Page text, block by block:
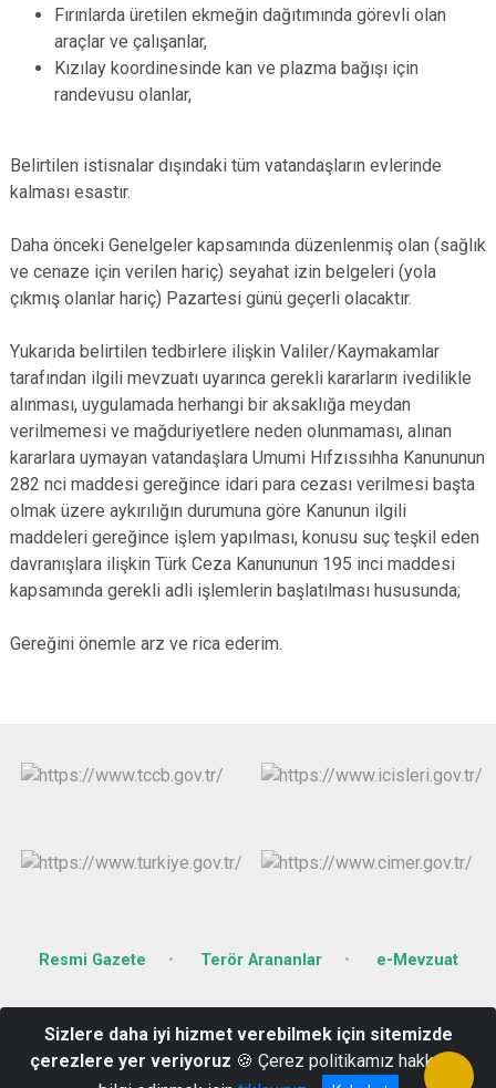
Fırınlarda üretilen ekmeğin dağıtımında görevli olan
araçlar ve çalışanlar,
Kızılay koordinesinde kan ve plazma bağışı için
randevusu olanlar,
Belirtilen istisnalar dışındaki tüm vatandaşların evlerinde
kalması esastır.
Daha önceki Genelgeler kapsamında düzenlenmiş olan (sağlık
ve cenaze için verilen hariç) seyahat izin belgeleri (yola
çıkmış olanlar hariç) Pazartesi günü geçerli olacaktır.
Yukarıda belirtilen tedbirlere ilişkin Valiler/Kaymakamlar
tarafından ilgili mevzuatı uyarınca gerekli kararların ivedilikle
alınması, uygulamada herhangi bir aksaklığa meydan
verilmemesi ve mağduriyetlere neden olunmaması, alınan
kararlara uymayan vatandaşlara Umumi Hıfzıssıhha Kanununun
282 nci maddesi gereğince idari para cezası verilmesi başta
olmak üzere aykırılığın durumuna göre Kanunun ilgili
maddeleri gereğince işlem yapılması, konusu suç teşkil eden
davranışlara ilişkin Türk Ceza Kanununun 195 inci maddesi
kapsamında gerekli adli işlemlerin başlatılması hususunda;
Gereğini önemle arz ve rica ederim.
Resmi Gazete Terör Arananlar e-Mevzuat
No:44 Kat:3 Nurdağı-GAZİANTEP
0342 6713973
Sizlere daha iyi hizmet verebilmek için sitemizde
çerezlere yer veriyoruz 🍪 Çerez politikamız hakkında